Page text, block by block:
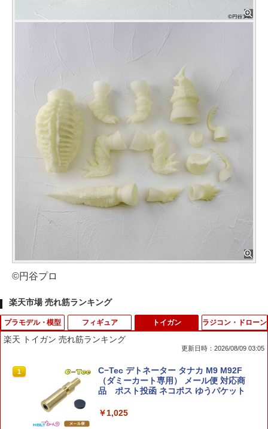
©円谷プロ
楽天市場 売れ筋ランキング
プラモデル・模型
1
バンダイ ビルダーズパーツHD 26 MSパ
イプ01
フィギュア
1
るかっぷ 進撃の巨人 調査兵団マント[メ
ガハウス]《08月予約》
トイガン
楽天 トイガン 売れ筋ランキング
更新日時：2026/08/09 03:05
1
C−Tec デトネーター タナカ M9 M92F
（ダミーカート専用） メール便 対応商
品 ポスト投函 ネコポス ゆうパケット
￥1,025
ラジコン・ドローン